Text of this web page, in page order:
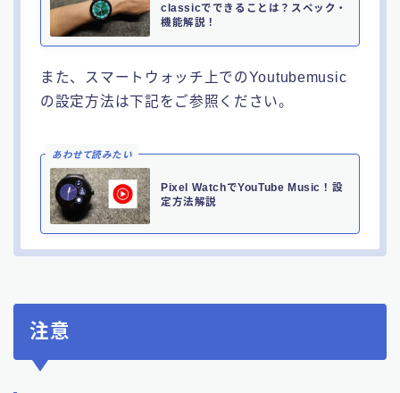
classicでできることは？スペック・
機能解説！
また、スマートウォッチ上でのYoutubemusic
の設定方法は下記をご参照ください。
あわせて読みたい
Pixel WatchでYouTube Music！設
定方法解説
注意